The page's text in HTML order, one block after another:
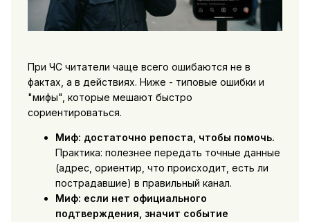
При ЧС читатели чаще всего ошибаются не в
фактах, а в действиях. Ниже - типовые ошибки и
"мифы", которые мешают быстро
сориентироваться.
Миф: достаточно репоста, чтобы помочь.
Практика: полезнее передать точные данные
(адрес, ориентир, что происходит, есть ли
пострадавшие) в правильный канал.
Миф: если нет официального
подтверждения, значит событие